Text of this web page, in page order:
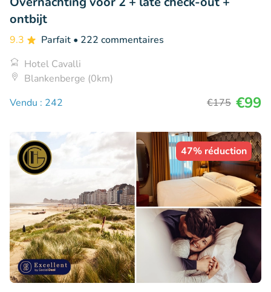
ontbijt
9.3 Parfait • 222 commentaires
Hotel Cavalli
Blankenberge (0km)
Vendu : 242
€175 €99
47% réduction